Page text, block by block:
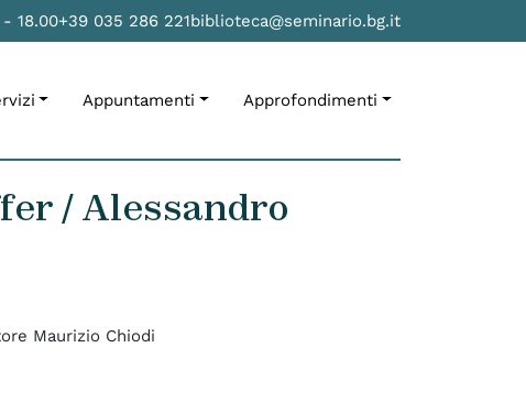
18.00+39 035 286 221biblioteca@seminario.bg.it
Appuntamenti Approfondimenti
/ Alessandro
Maurizio Chiodi